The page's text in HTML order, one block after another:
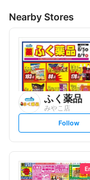
Nearby Stores
ふく薬品
みやこ店
s
t
l
o
w
Follow